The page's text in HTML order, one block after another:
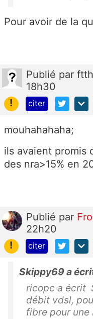
Pour avoir de la
Publié par
18h30
!
citer
mouhahahaha;
ils avaient promis
des nra>15% en
Publié par
22h20
!
citer
Skippy69 a
ricopc a écrit
débit vdsl,
fibre pour une